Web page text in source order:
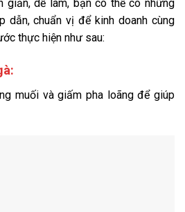
giản, dễ làm, bạn có thể có những
dẫn, chuẩn vị để kinh doanh cùng
thực hiện như sau:
muối và giấm pha loãng để giúp